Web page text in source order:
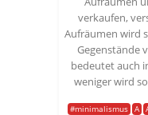
verkaufen,
Aufräumen wird
Gegenstände
bedeutet auch
weniger wird
#minimalismus A